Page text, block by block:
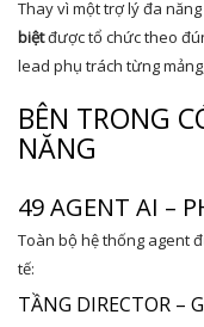
Thay vì một trợ lý đa
biệtđược tổ chức theo
lead phụ trách từng
BÊN TRONG
NĂNG
49 AGENT AI –
Toàn bộ hệ thống agent
tế:
TẦNG DIRECTOR –